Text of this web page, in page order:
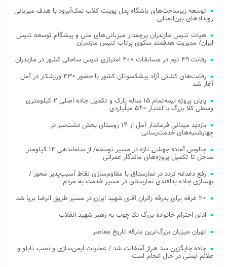
توسعه زیرساخت‌های باشگاه پدل پوینت کلاب نمک‌آبرود با هدف میزبانی
رویدادهای بین‌المللی
هیات تنیس مازندران پرچمدار میزبانی‌های ملی و پیشگام توسعه تنیس
ایران/ مدیریت هدفمند سکوی پرتاب تنیس مازندران
رقابت ۴۹ تیم در مسابقات ۲۰۰ امتیازی تنیس ساحلی کشور در مازندران
رقابت‌های کشتی آزاد پیشکسوتان کشور با حضور ۲۳۰ ورزشکار در آمل
آغاز شد
پایان پروژه نیمه‌تمام ۱۵ ساله پارک و تکمیل جاده اصلی ۲ کیلومتری
وسطی کلا بزرگ با اعتبار ۵۴۰ میلیاردی
بازدید میدانی فرماندار آمل از ۱۴ روستای بخش دشت‌سر در
چهارشنبه‌های خدمت‌رسانی
چالوس آماده جهشی تازه در مسیر توسعه/ از ساماندهی ۱۴ کیلومتر
ساحل تا تکمیل پروژه‌های ماندگار عمرانی
رفع دغدغه تردد در نمارستاق با مقاوم‌سازی نقاط آسیب‌پذیر محور /
بهسازی جاده پدافندی نمارستاق در مسیر خدمت به مردم
۲۰ غرفه برای بدرقه زائران آقای شهید ایران در مسیر طریق الرضا برپا شد
ادای احترام خانواده بزرگ نکا چوب به رهبر شهید انقلاب
تهران میزبان بزرگ‌ترین بدرقه تاریخ معاصر
جاده جایگزین سد هراز آسفالت شد / عملیات ایمن‌سازی و نصب تابلو و
علائم ایمنی در حال انجام است